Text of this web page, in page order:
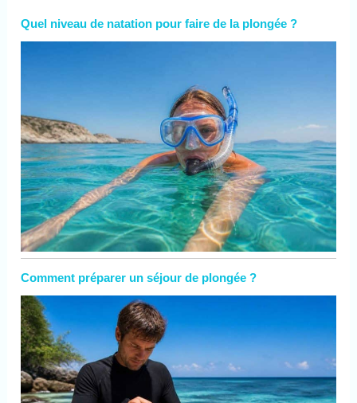
Quel niveau de natation pour faire de la plongée ?
Comment préparer un séjour de plongée ?